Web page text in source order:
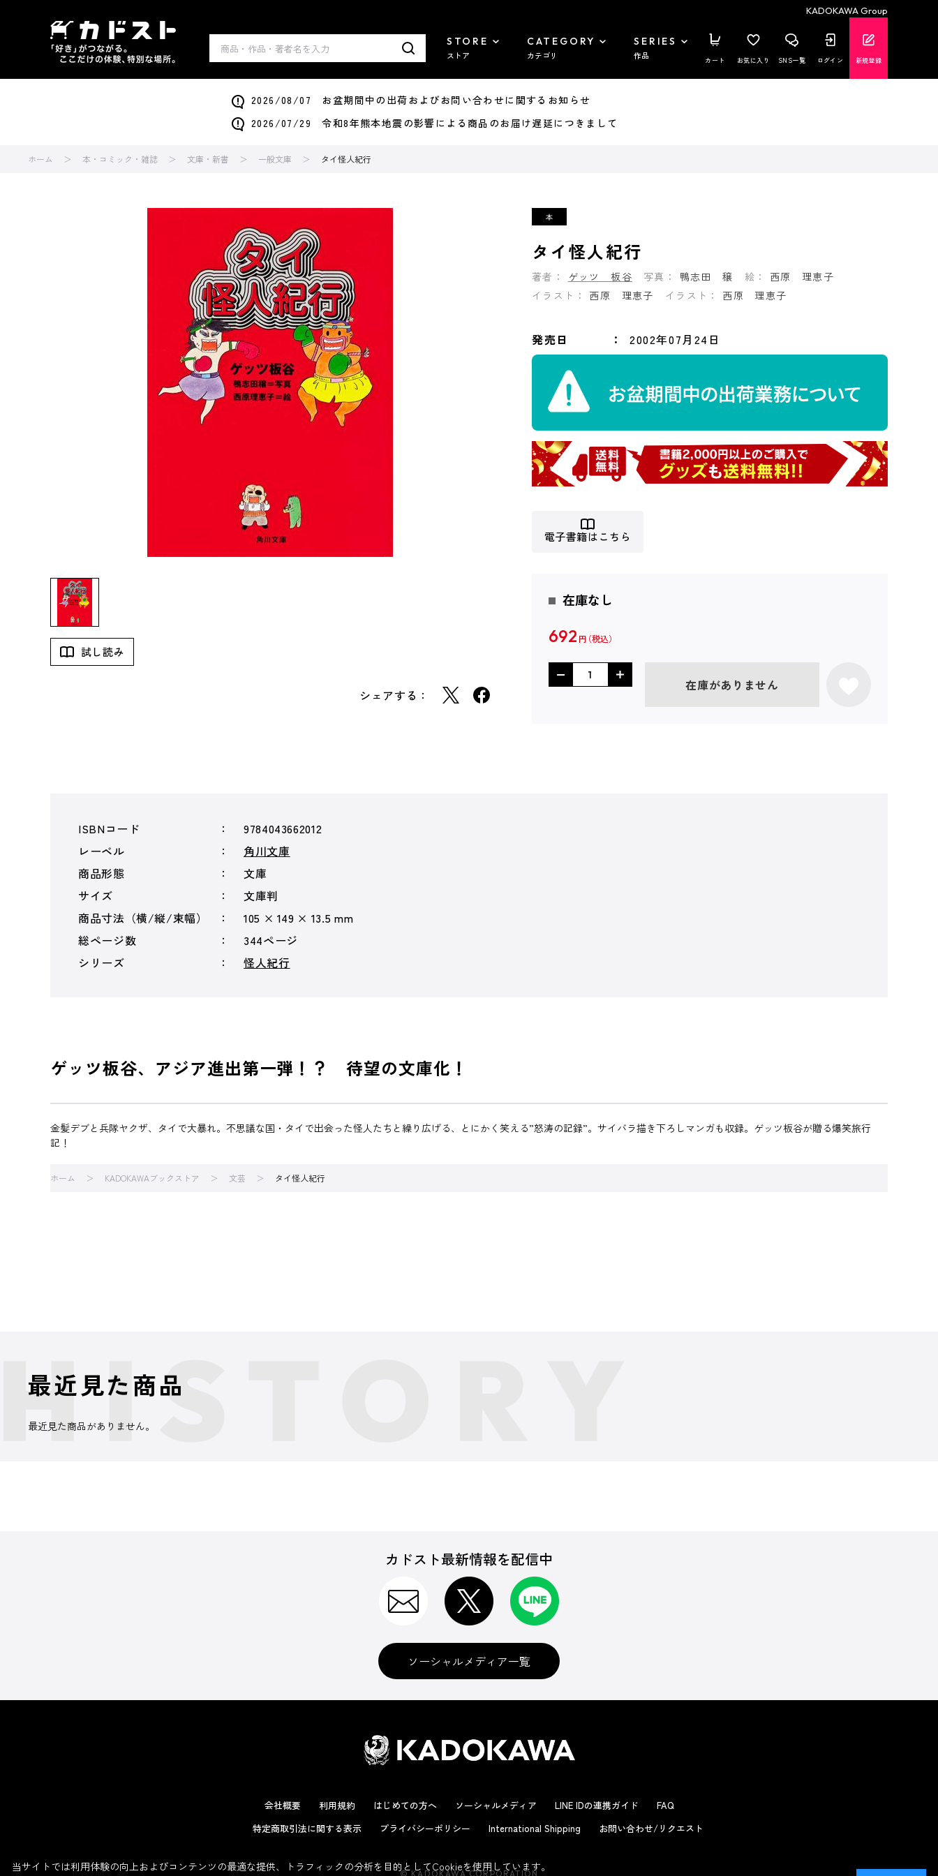
KADOKAWA Group
STORE
ストア
CATEGORY
カテゴリ
SERIES
作品 カート お気に入り SNS一覧 ログイン 新規登録
2026/08/07 お盆期間中の出荷およびお問い合わせに関するお知らせ
2026/07/29 令和8年熊本地震の影響による商品のお届け遅延につきまして
ホーム 本・コミック・雑誌 文庫・新書 一般文庫 タイ怪人紀行
試し読み
シェアする：
タイ怪人紀行
著者： ゲッツ 板谷 写真： 鴨志田 穣 絵：
西原 理恵子
イラスト：
西原 理恵子 イラスト： 西原 理恵子
発売日 2002年07月24日
電子書籍はこちら
在庫なし
692 円
在庫がありません
ISBNコード
9784043662012
レーベル
角川文庫
商品形態
文庫
サイズ
文庫判
商品寸法（横/縦/束幅）
105 × 149 × 13.5 mm
総ページ数
344ページ
シリーズ
怪人紀行
ゲッツ板谷、アジア進出第一弾！？ 待望の文庫化！
金髪デブと兵隊ヤクザ、タイで大暴れ。不思議な国・タイで出会った怪人たちと繰り広げる、とにかく笑える”怒涛の記録”。サイバラ描き下ろしマンガも収録。ゲッツ板谷が贈る爆笑旅行
記！
ホーム KADOKAWAブックストア 文芸 タイ怪人紀行
最近見た商品
最近見た商品がありません。
カドスト最新情報を配信中
ソーシャルメディア一覧
会社概要 利用規約 はじめての方へ ソーシャルメディア LINE IDの連携ガイド
FAQ
特定商取引法に関する表示
プライバシーポリシー International Shipping お問い合わせ/リクエスト
© KADOKAWA CORPORATION
当サイトでは利用体験の向上およびコンテンツの最適な提供、トラフィックの分析を目的としてCookieを使用しています。